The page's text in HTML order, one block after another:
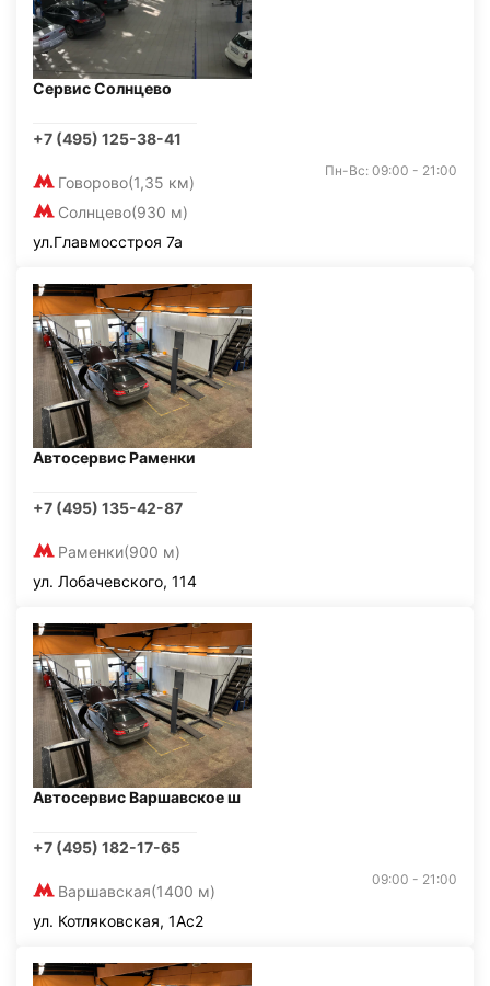
Сервис Солнцево
+7 (495) 125-38-41
Говорово(1,35 км)
Солнцево(930 м)
Пн-Вс: 09:00 - 21:00
ул.Главмосстроя 7а
Автосервис Раменки
+7 (495) 135-42-87
Раменки(900 м)
ул. Лобачевского, 114
Автосервис Варшавское ш
+7 (495) 182-17-65
Варшавская(1400 м)
09:00 - 21:00
ул. Котляковская, 1Ас2